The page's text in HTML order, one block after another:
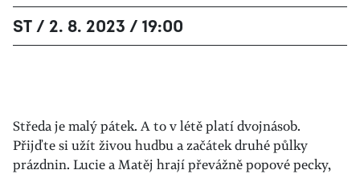
ST / 2. 8. 2023 / 19:00
Středa je malý pátek. A to v létě platí dvojnásob.
Přijďte si užít živou hudbu a začátek druhé půlky
prázdnin. Lucie a Matěj hrají převážně popové pecky,